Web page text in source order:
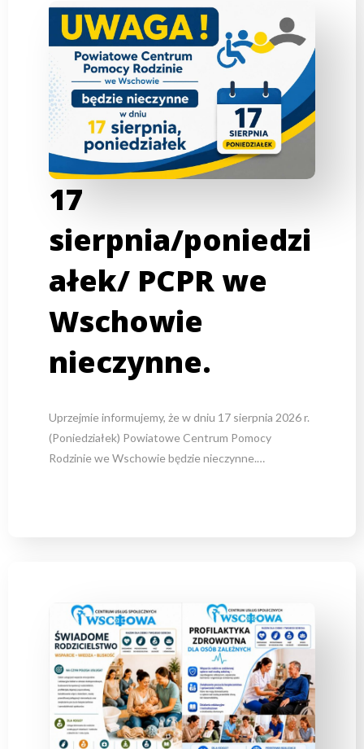
17
sierpnia/poniedzi
ałek/ PCPR we
Wschowie
nieczynne.
Uprzejmie informujemy, że w dniu 17 sierpnia 2026 r.
(Poniedziałek) Powiatowe Centrum Pomocy
Rodzinie we Wschowie będzie nieczynne.…